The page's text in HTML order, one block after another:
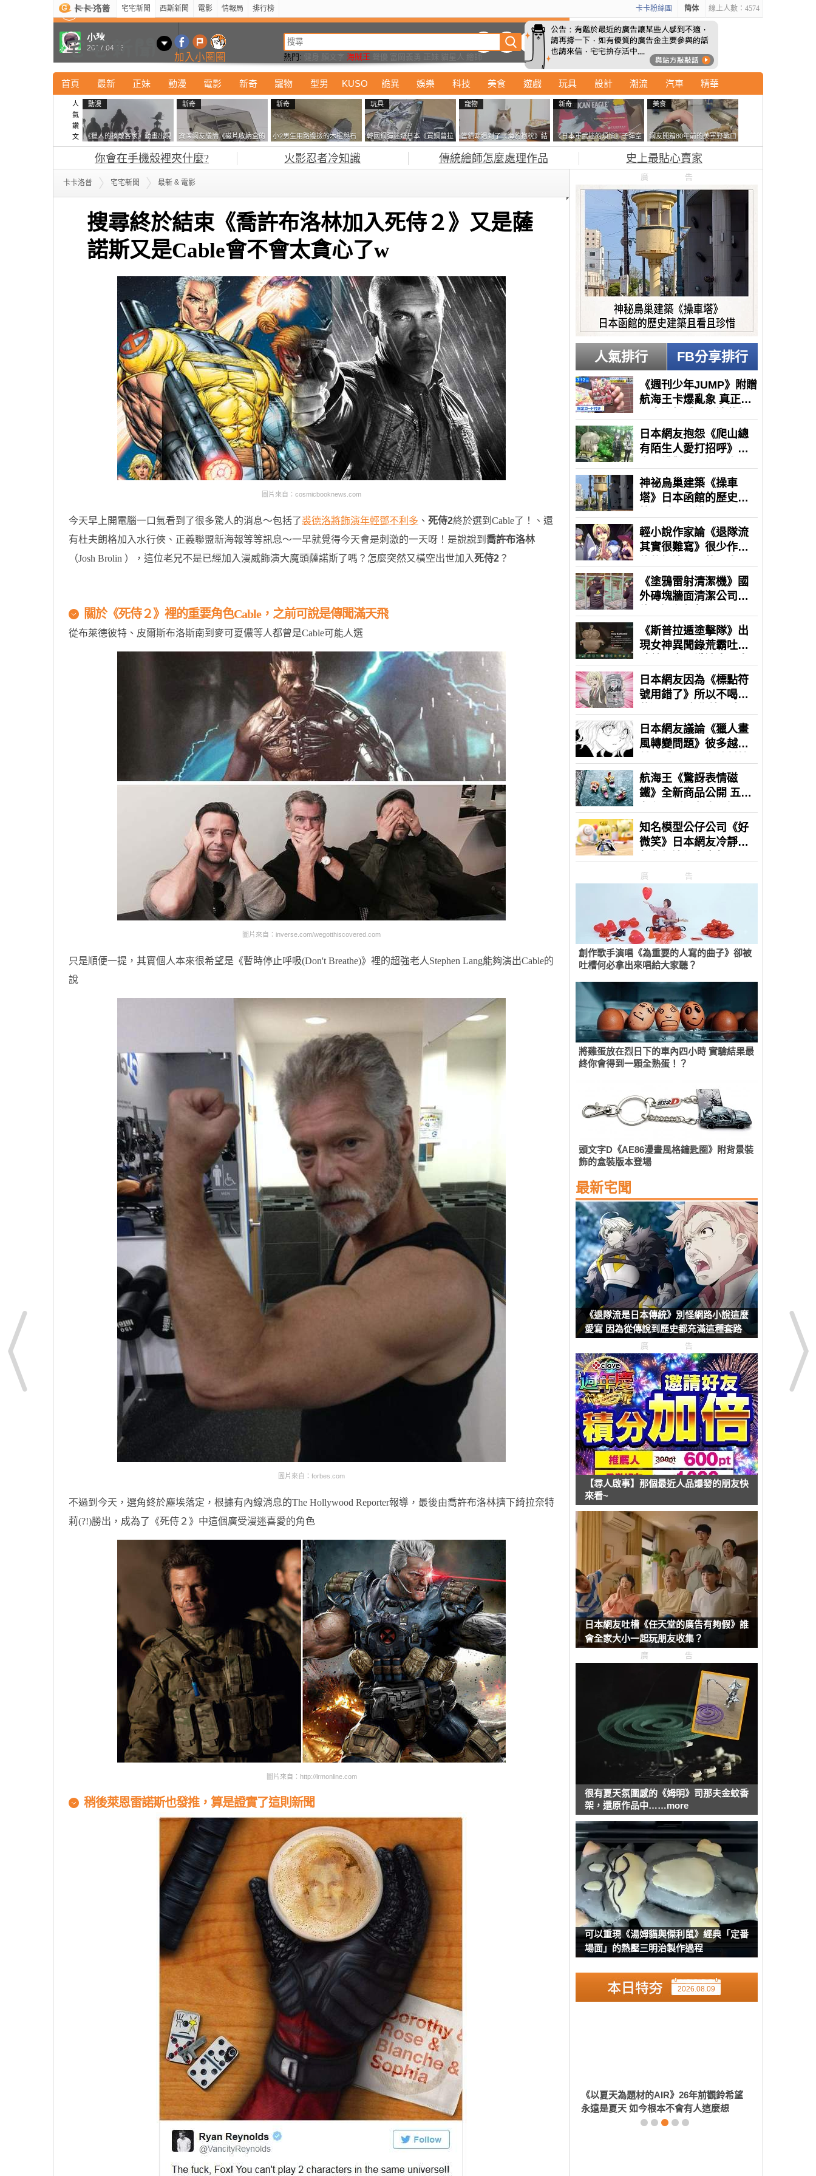
宅宅新聞 西斯新聞 電影 情報局 排行榜 線上人數：4574
简体
卡卡粉絲團
加入小圈圈 熱門: 海賊王
首頁 最新 正妹 動漫 電影 新奇 寵物 型男 KUSO 詭異 娛樂 科技 美食 遊戲 玩具 設計 潮流 汽車 精華
人
氣
讚
文
動漫
《獵人的揍敵客家》動畫出現
的這個剪影是誰？你是不是忘
記還有這號人物了
新奇
資深網友議論《磁片收納盒的
鎖有什麼用》想偷的話整盒拿
走不就好了嗎？
新奇
小2男生用路邊撿的木棍與石
頭做成了《石斧》馬麻打開書
包嚇一跳怎麼會有這種東
西！？
玩具
韓國鋼彈迷遊日本《買鋼普拉
塞不進行李箱》網友們集思廣
寵物
當貓咪遇到了《海豹抱枕》結
果玩了10天後，海豹一整個走
鐘笑翻網友
新奇
《日本軍武迷的煩惱》子彈空
盒在日本超級貴 美國網友直
美食
網友開箱80年前的美軍野戰口
糧 罐頭本身保存良好，但裡
面的味道...
你會在手機殼裡夾什麼? 火影忍者冷知識 傳統繪師怎麼處理作品 史上最貼心賣家
卡卡洛普 宅宅新聞 最新 & 電影
搜尋終於結束《喬許布洛林加入死侍２》又是薩
諾斯又是Cable會不會太貪心了w
最新 新奇 正妹 寵物 型男 Kuso 科技 動漫
小狄
2017.04.13
圖片來自：cosmicbooknews.com
今天早上開電腦一口氣看到了很多驚人的消息～包括了裘德洛將飾演年輕鄧不利多 、 死侍2終於選到Cable了！、還
有杜夫朗格加入水行俠、正義聯盟新海報等等訊息～一早就覺得今天會是刺激的一天呀！是說說到 喬許布洛林
（Josh Brolin ），這位老兄不是已經加入漫威飾演大魔頭薩諾斯了嗎？怎麼突然又橫空出世加入死侍2 ？
關於《死侍２》裡的重要角色Cable，之前可說是傳聞滿天飛
從布萊德彼特、皮爾斯布洛斯南到麥可夏儂等人都曾是Cable可能人選
圖片來自：inverse.com/wegotthiscovered.com
只是順便一提，其實個人本來很希望是《暫時停止呼吸(Don't Breathe)》裡的超強老人Stephen Lang能夠演出Cable的
說
圖片來自：forbes.com
不過到今天，選角終於塵埃落定，根據有內線消息的The Hollywood Reporter報導，最後由喬許布洛林擠下綺拉奈特
莉(?!)勝出，成為了《死侍２》中這個廣受漫迷喜愛的角色
圖片來自：http://lrmonline.com
稍後萊恩雷諾斯也發推，算是證實了這則新聞
廣告
人氣排行 FB分享排行
廣告
創作歌手演唱《為重要的人寫的曲子》卻被
吐槽何必拿出來唱給大家聽？
將雞蛋放在烈日下的車內四小時 實驗結果最
終你會得到一顆全熟蛋！？
頭文字D《AE86漫畫風格鑰匙圈》附背景裝
飾的盒裝版本登場
最新宅聞
《退隊流是日本傳統》別怪網路小說這麼
愛寫 因為從傳說到歷史都充滿這種套路
廣告
【尋人啟事】那個最近人品爆發的朋友快
來看~
日本網友吐槽《任天堂的廣告有夠假》誰
會全家大小一起玩朋友收集？
廣告
很有夏天氛圍感的《姆明》司那夫金蚊香
架，還原作品中……more
可以重現《湯姆貓與傑利鼠》經典「定番
場面」的熱壓三明治製作過程
2026.08.09